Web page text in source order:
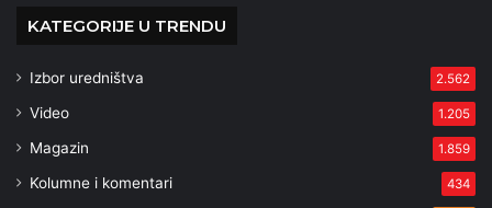
KATEGORIJE U TRENDU
Izbor uredništva 2.562
Video 1.205
Magazin 1.859
Kolumne i komentari 434